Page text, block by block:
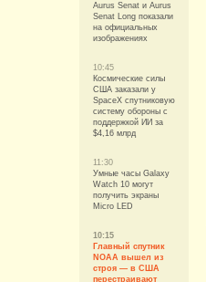
Aurus Senat и Aurus
Senat Long показали
на официальных
изображениях
10:45
Космические силы
США заказали у
SpaceX спутниковую
систему обороны с
поддержкой ИИ за
$4,16 млрд
11:30
Умные часы Galaxy
Watch 10 могут
получить экраны
Micro LED
10:15
Главный спутник
NOAA вышел из
строя — в США
перестраивают